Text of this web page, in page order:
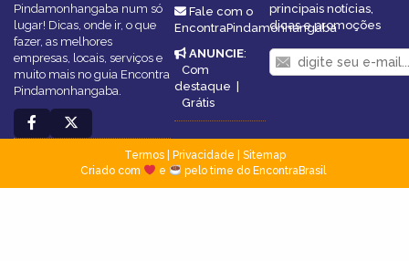
Pindamonhangaba num só
lugar! Dicas, onde ir, o que
fazer, as melhores
empresas, locais, serviços e
muito mais no guia Encontra
Pindamonhangaba.
Fale com o
EncontraPindamonhangaba
ANUNCIE:
Com
destaque |
Grátis
principais notícias,
dicas e promoções
Termos| Privacidade
Sitemap
Criado com
e pelo time do EncontraBrasil